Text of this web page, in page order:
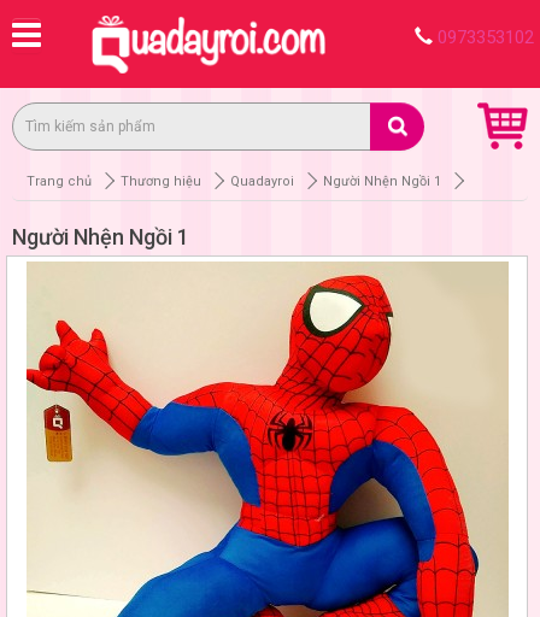
0973353102
Trang chủ Thương hiệu Quadayroi Người Nhện Ngồi 1
Người Nhện Ngồi 1